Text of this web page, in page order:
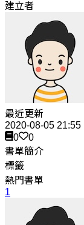
建立者
最近更新
2020-08-05 21:55
0
0
書單簡介
標籤
熱門書單
1